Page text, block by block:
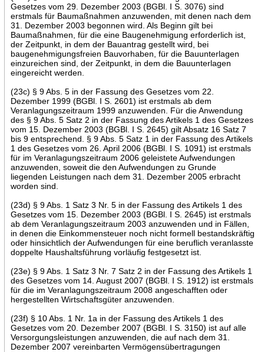
Gesetzes vom 29. Dezember 2003 (BGBl. I S. 3076) sind
erstmals für Baumaßnahmen anzuwenden, mit denen nach dem
31. Dezember 2003 begonnen wird. Als Beginn gilt bei
Baumaßnahmen, für die eine Baugenehmigung erforderlich ist,
der Zeitpunkt, in dem der Bauantrag gestellt wird, bei
baugenehmigungsfreien Bauvorhaben, für die Bauunterlagen
einzureichen sind, der Zeitpunkt, in dem die Bauunterlagen
eingereicht werden.
(23c) § 9 Abs. 5 in der Fassung des Gesetzes vom 22.
Dezember 1999 (BGBl. I S. 2601) ist erstmals ab dem
Veranlagungszeitraum 1999 anzuwenden. Für die Anwendung
des § 9 Abs. 5 Satz 2 in der Fassung des Artikels 1 des Gesetzes
vom 15. Dezember 2003 (BGBl. I S. 2645) gilt Absatz 16 Satz 7
bis 9 entsprechend. § 9 Abs. 5 Satz 1 in der Fassung des Artikels
1 des Gesetzes vom 26. April 2006 (BGBl. I S. 1091) ist erstmals
für im Veranlagungszeitraum 2006 geleistete Aufwendungen
anzuwenden, soweit die den Aufwendungen zu Grunde
liegenden Leistungen nach dem 31. Dezember 2005 erbracht
worden sind.
(23d) § 9 Abs. 1 Satz 3 Nr. 5 in der Fassung des Artikels 1 des
Gesetzes vom 15. Dezember 2003 (BGBl. I S. 2645) ist erstmals
ab dem Veranlagungszeitraum 2003 anzuwenden und in Fällen,
in denen die Einkommensteuer noch nicht formell bestandskräftig
oder hinsichtlich der Aufwendungen für eine beruflich veranlasste
doppelte Haushaltsführung vorläufig festgesetzt ist.
(23e) § 9 Abs. 1 Satz 3 Nr. 7 Satz 2 in der Fassung des Artikels 1
des Gesetzes vom 14. August 2007 (BGBl. I S. 1912) ist erstmals
für die im Veranlagungszeitraum 2008 angeschafften oder
hergestellten Wirtschaftsgüter anzuwenden.
(23f) § 10 Abs. 1 Nr. 1a in der Fassung des Artikels 1 des
Gesetzes vom 20. Dezember 2007 (BGBl. I S. 3150) ist auf alle
Versorgungsleistungen anzuwenden, die auf nach dem 31.
Dezember 2007 vereinbarten Vermögensübertragungen